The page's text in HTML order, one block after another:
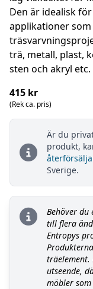
Den är idealisk
applikationer som
trä, metall, plast,
sten och akryl etc.
415 kr
(Rek ca. pris)
Är du
produkt,
Sverige.
Behöver du
till flera
Entropys
träelement.
utseende,
möbler